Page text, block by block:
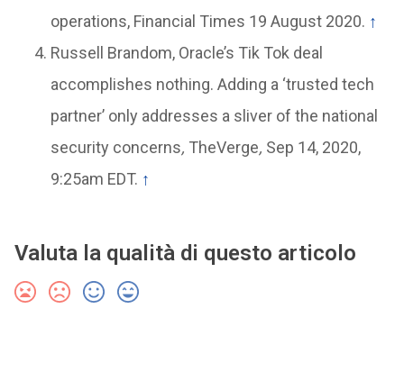
operations, Financial Times 19 August 2020. ↑
Russell Brandom, Oracle’s Tik Tok deal
accomplishes nothing. Adding a ‘trusted tech
partner’ only addresses a sliver of the national
security concerns, TheVerge, Sep 14, 2020,
9:25am EDT. ↑
Valuta la qualità di questo articolo